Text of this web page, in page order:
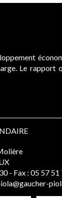
Le rapport
- Fax : 05 57 51